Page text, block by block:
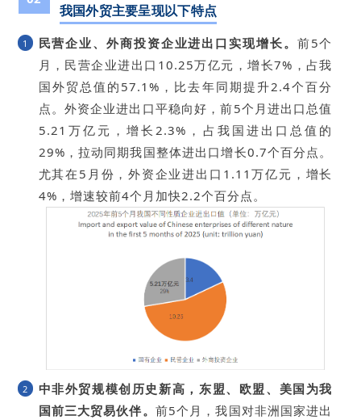
我国外贸主要呈现以下特点
1 民营企业、外商投资企业进出口实现增长。 前5个
月，民营企业进出口10.25万亿元，增长7%，占我
国外贸总值的57.1%，比去年同期提升2.4个百分
点。外资企业进出口平稳向好，前5个月进出口总值
5.21万亿元，增长2.3%，占我国进出口总值的
29%，拉动同期我国整体进出口增长0.7个百分点。
尤其在5月份，外资企业进出口1.11万亿元，增长
4%，增速较前4个月加快2.2个百分点。
2
中非外贸规模创历史新高，东盟、欧盟、美国为我
国前三大贸易伙伴。 前5个月，我国对非洲国家进出